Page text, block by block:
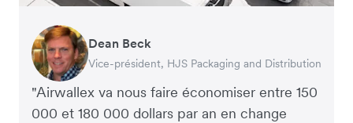
"Airwallex va nous faire économiser entre 150
000 et 180 000 dollars par an en change
Dean Beck
Vice-président, HJS Packaging and Distribution
Hari Polavarapu
PDG, Taxila Stone
Murray Kester
PDG, Cosmetics Now – eCommerce
Gauri Nanda
PDG, Clocky